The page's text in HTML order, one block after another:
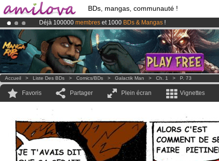
BDs, mangas, communauté !
Déjà 100000 membres et 1000 BDs & Mangas !
Abonnement premium: à partir de3.95 eurospar mois !Clique ici
LeKickstarter Amilova est désormais lancé
Accueil > Liste Des BDs > Comics/BDs > Galactik Man > Ch. 1 > P. 73
Favoris Partager Plein écran Vignettes